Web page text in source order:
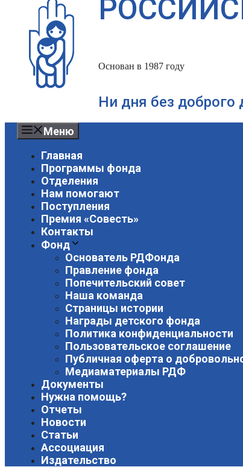
Основан в 1987 году
Ни дня без доброго
Меню
Главная
Программы фонда
Отделения
Нам помогают
Поступления
Премия «Совесть»
Контакты
Фонд
Основатель РДФонда
Правление фонда
Попечительский совет
Наша команда
Страницы истории
Награды детского фонда
Политика конфиденциальности
Пользовательское соглашение
Публичная оферта о
Медиаматериалы РДФ
Документы
Нужна помощь?
Отчеты
Новости
Статьи
Ассоциация
Издательство